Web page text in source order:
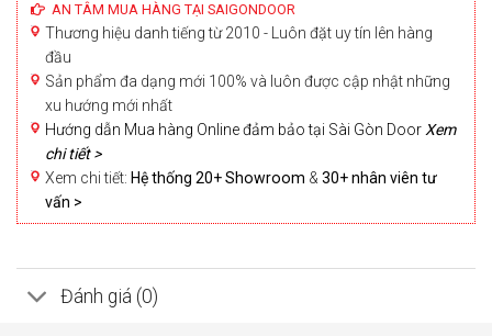
AN TÂM MUA HÀNG TẠI SAIGONDOOR
Thương hiệu danh tiếng từ 2010 - Luôn đặt uy tín lên hàng
đầu
Sản phẩm đa dạng mới 100% và luôn được cập nhật những
xu hướng mới nhất
Hướng dẫn Mua hàng Online đảm bảo tại Sài Gòn Door Xem
chi tiết >
Xem chi tiết: Hệ thống 20+ Showroom & 30+ nhân viên tư
vấn >
Đánh giá (0)